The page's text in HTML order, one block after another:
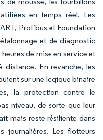
en temps réel. Les
Profibus et Foundation
et de diagnostic
de mise en service et
distance. En revanche, les
sur une logique binaire
la protection contre le
niveau, de sorte que leur
mais reste résiliente dans
journalières. Les flotteurs